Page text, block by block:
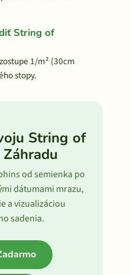
String of
1/m² (30cm
stopy.
String of
od semienka po
dátumami mrazu,
a vizualizáciou
sadenia.